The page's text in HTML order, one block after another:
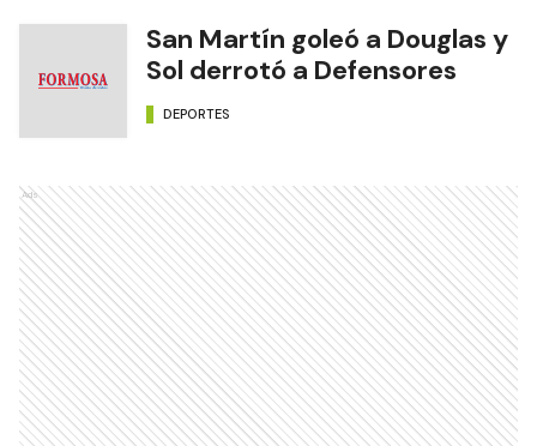
San Martín goleó a Douglas y
Sol derrotó a Defensores
DEPORTES
Ads